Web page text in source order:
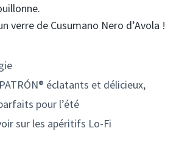
verre de Cusumano Nero d’Avola !
éclatants et délicieux,
pour l’été
sur les apéritifs Lo-Fi